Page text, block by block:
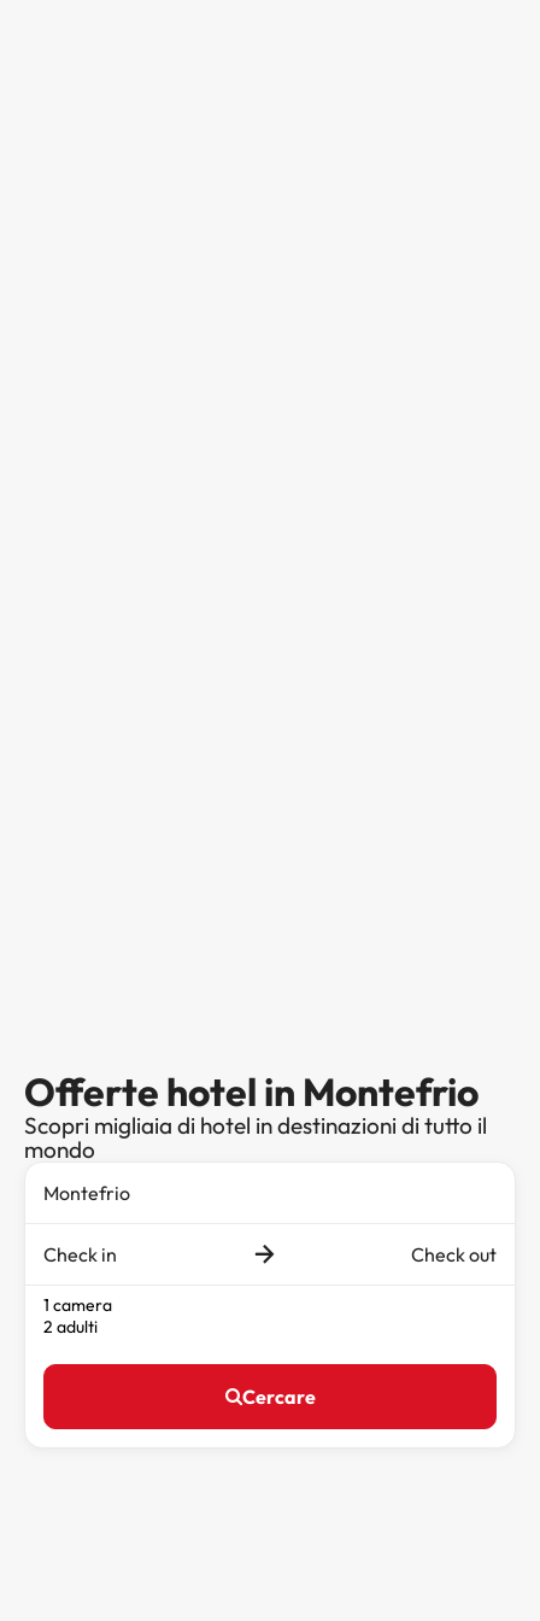
Offerte hotel in Montefrio
Scopri migliaia di hotel in destinazioni di tutto il
mondo
Check in Check out
1 camera
2 adulti
Cercare